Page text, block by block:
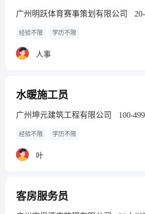
广州明跃体育赛事策划有限公司
经验不限 学历不限
人事
水暖施工员
广州坤元建筑工程有限公司 100-
经验不限 学历不限
叶
客房服务员